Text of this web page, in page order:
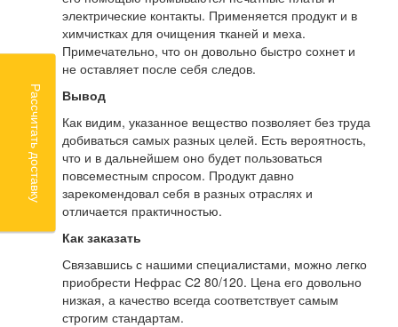
электрические контакты. Применяется продукт и в
химчистках для очищения тканей и меха.
Примечательно, что он довольно быстро сохнет и
не оставляет после себя следов.
Вывод
Как видим, указанное вещество позволяет без труда
добиваться самых разных целей. Есть вероятность,
что и в дальнейшем оно будет пользоваться
повсеместным спросом. Продукт давно
зарекомендовал себя в разных отраслях и
отличается практичностью.
Как заказать
Связавшись с нашими специалистами, можно легко
приобрести Нефрас С2 80/120. Цена его довольно
низкая, а качество всегда соответствует самым
строгим стандартам.
Рассчитать доставку